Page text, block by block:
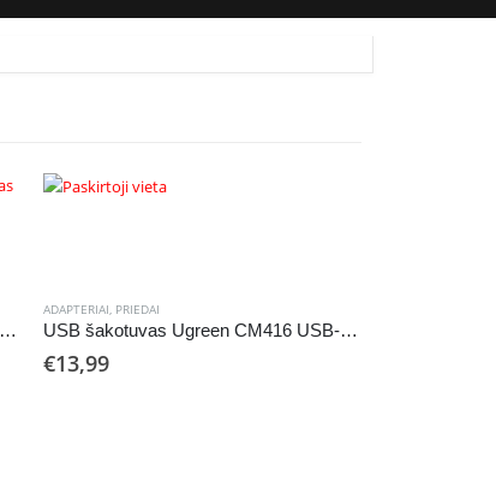
Adapteris Baseus Type-C to USB-A juodas CAAOTG-01
ADAPTERIAI, PRIEDAI
USB šakotuvas Ugreen CM416 USB-A 3.0 to 4xUSB-A 3.0 (10915) juodas
€13,99